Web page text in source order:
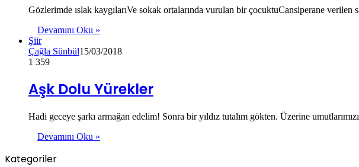
Gözlerimde ıslak kaygılarıVe sokak ortalarında vurulan bir çocuktuCansiperane
Devamını Oku »
Şiir
Çağla Sünbül15/03/2018
1 359
Aşk Dolu Yürekler
Hadi geceye şarkı armağan edelim! Sonra bir yıldız tutalım gökten. Üzerine
Devamını Oku »
Kategoriler